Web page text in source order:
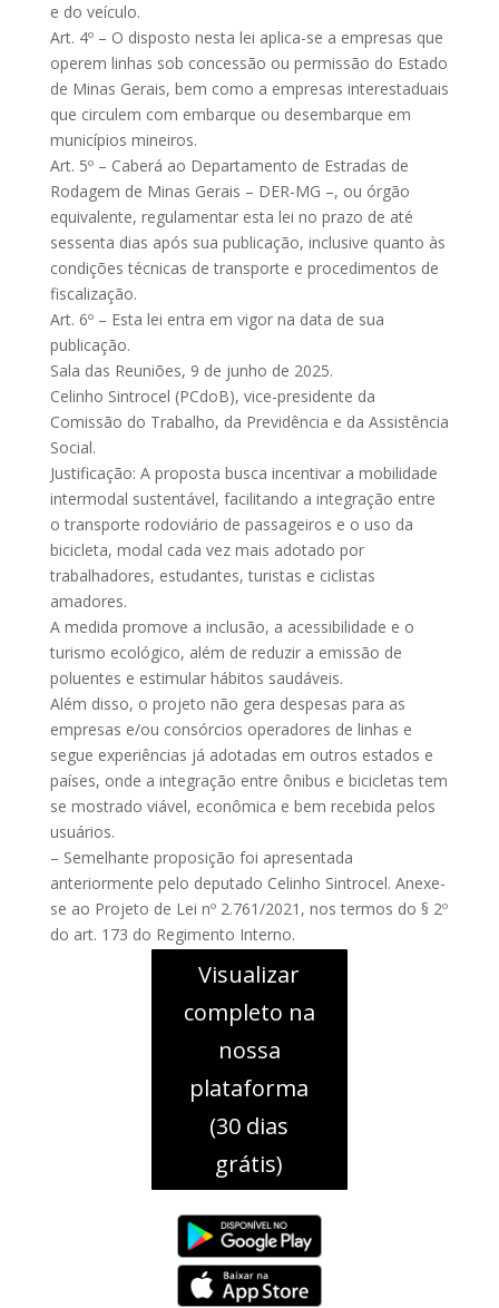
e do veículo.
Art. 4º – O disposto nesta lei aplica-se a empresas que
operem linhas sob concessão ou permissão do Estado
de Minas Gerais, bem como a empresas interestaduais
que circulem com embarque ou desembarque em
municípios mineiros.
Art. 5º – Caberá ao Departamento de Estradas de
Rodagem de Minas Gerais – DER-MG –, ou órgão
equivalente, regulamentar esta lei no prazo de até
sessenta dias após sua publicação, inclusive quanto às
condições técnicas de transporte e procedimentos de
fiscalização.
Art. 6º – Esta lei entra em vigor na data de sua
publicação.
Sala das Reuniões, 9 de junho de 2025.
Celinho Sintrocel (PCdoB), vice-presidente da
Comissão do Trabalho, da Previdência e da Assistência
Social.
Justificação: A proposta busca incentivar a mobilidade
intermodal sustentável, facilitando a integração entre
o transporte rodoviário de passageiros e o uso da
bicicleta, modal cada vez mais adotado por
trabalhadores, estudantes, turistas e ciclistas
amadores.
A medida promove a inclusão, a acessibilidade e o
turismo ecológico, além de reduzir a emissão de
poluentes e estimular hábitos saudáveis.
Além disso, o projeto não gera despesas para as
empresas e/ou consórcios operadores de linhas e
segue experiências já adotadas em outros estados e
países, onde a integração entre ônibus e bicicletas tem
se mostrado viável, econômica e bem recebida pelos
usuários.
– Semelhante proposição foi apresentada
anteriormente pelo deputado Celinho Sintrocel. Anexe-
se ao Projeto de Lei nº 2.761/2021, nos termos do § 2º
do art. 173 do Regimento Interno.
Visualizar
completo na
nossa
plataforma
(30 dias
grátis)